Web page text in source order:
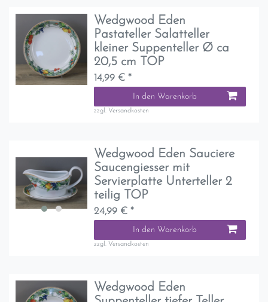
Wedgwood Eden
Pastateller Salatteller
kleiner Suppenteller Ø ca
20,5 cm TOP
14,99 € *
In den Warenkorb
zzgl. Versandkosten
Wedgwood Eden Sauciere
Saucengiesser mit
Servierplatte Unterteller 2
teilig TOP
24,99 € *
In den Warenkorb
zzgl. Versandkosten
Wedgwood Eden